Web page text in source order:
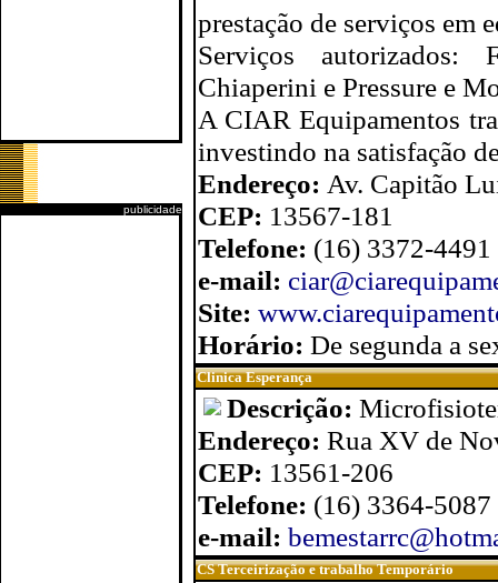
publicidade
prestação de serviços em
Serviços autorizados:
Chiaperini e Pressure e
A CIAR Equipamentos
investindo na satisfação
Endereço: Av. Capitão
CEP: 13567-181
Telefone: (16) 3372-
e-mail:
Site:
Horário: De segunda a
Clinica Esperança
Descrição:
Endereço: Rua XV de
CEP: 13561-206
Telefone: (16) 3364-5087
e-mail:
CS Terceirização e trabalho Temporário